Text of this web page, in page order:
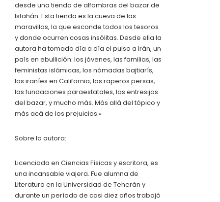
desde una tienda de alfombras del bazar de
Isfahán. Esta tienda es la cueva de las
maravillas, la que esconde todos los tesoros
y donde ocurren cosas insólitas. Desde ella la
autora ha tomado día a día el pulso a Irán, un
país en ebullición: los jóvenes, las familias, las
feministas islámicas, los nómadas bajtiarís,
los iraníes en California, los raperos persas,
las fundaciones paraestatales, los entresijos
del bazar, y mucho más. Más allá del tópico y
más acá de los prejuicios.»
Sobre la autora:
Licenciada en Ciencias Físicas y escritora, es
una incansable viajera. Fue alumna de
Literatura en la Universidad de Teherán y
durante un período de casi diez años trabajó